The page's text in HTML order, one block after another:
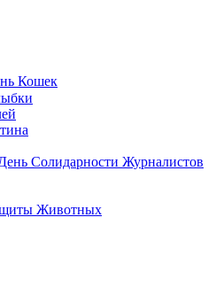
Кошек
Солидарности Журналистов
Животных